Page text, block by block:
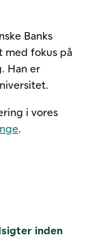
Banks
med fokus på
Han er
i vores
inden